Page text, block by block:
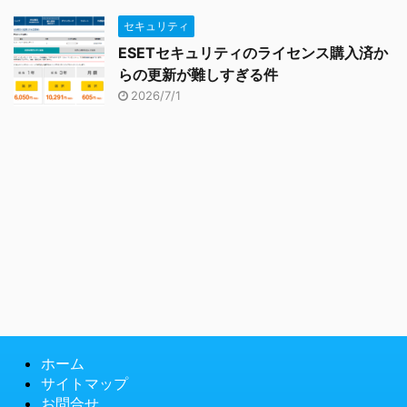
セキュリティ
ESETセキュリティのライセンス購入済か
らの更新が難しすぎる件
2026/7/1
ホーム
サイトマップ
お問合せ